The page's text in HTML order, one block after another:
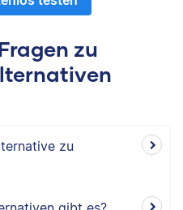
zu
zu